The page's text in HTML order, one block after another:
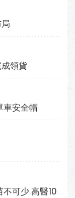
領貨
車安全帽
可少 高醫10